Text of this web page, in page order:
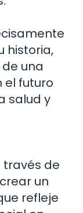
historia,
una
el futuro
salud y
través de
un
refleje